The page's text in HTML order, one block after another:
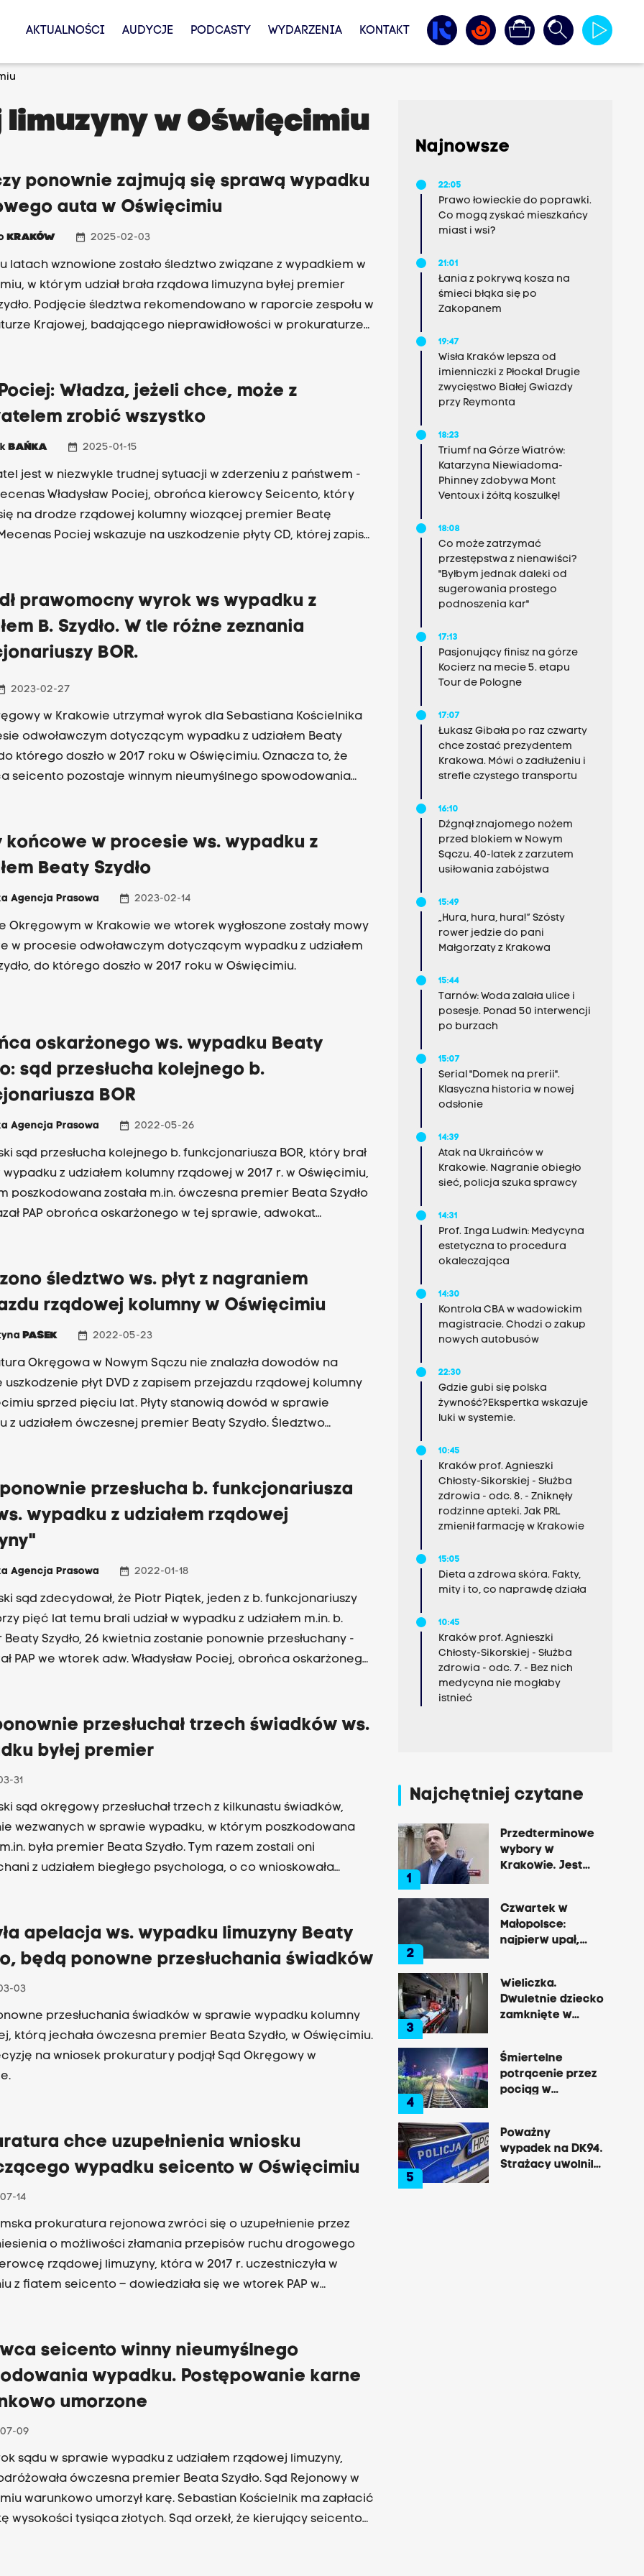
AKTUALNOŚCI AUDYCJE PODCASTY WYDARZENIA KONTAKT
w Oświęcimiu
ponownie zajmują się sprawą wypadku
auta w Oświęcimiu
KRAKÓW date_range 2025-02-03
latach wznowione zostało śledztwo związane z wypadkiem w
w którym udział brała rządowa limuzyna byłej premier
Podjęcie śledztwa rekomendowano w raporcie zespołu w
Krajowej, badającego nieprawidłowości w prokuraturze
Władza, jeżeli chce, może z
zrobić wszystko
BAŃKA date_range 2025-01-15
jest w niezwykle trudnej sytuacji w zderzeniu z państwem -
Władysław Pociej, obrońca kierowcy Seicento, który
się na drodze rządowej kolumny wiozącej premier Beatę
Mecenas Pociej wskazuje na uszkodzenie płyty CD, której zapis
z Jackiem Bańką Władysław Pociej.
prawomocny wyrok ws wypadku z
B. Szydło. W tle różne zeznania
BOR.
2023-02-27
w Krakowie utrzymał wyrok dla Sebastiana Kościelnika
odwoławczym dotyczącym wypadku z udziałem Beaty
którego doszło w 2017 roku w Oświęcimiu. Oznacza to, że
seicento pozostaje winnym nieumyślnego spowodowania
końcowe w procesie ws. wypadku z
Beaty Szydło
Agencja Prasowa date_range 2023-02-14
Okręgowym w Krakowie we wtorek wygłoszone zostały mowy
w procesie odwoławczym dotyczącym wypadku z udziałem
do którego doszło w 2017 roku w Oświęcimiu.
oskarżonego ws. wypadku Beaty
sąd przesłucha kolejnego b.
BOR
Agencja Prasowa date_range 2022-05-26
sąd przesłucha kolejnego b. funkcjonariusza BOR, który brał
wypadku z udziałem kolumny rządowej w 2017 r. w Oświęcimiu,
poszkodowana została m.in. ówczesna premier Beata Szydło
PAP obrońca oskarżonego w tej sprawie, adwokat
śledztwo ws. płyt z nagraniem
rządowej kolumny w Oświęcimiu
PASEK date_range 2022-05-23
Okręgowa w Nowym Sączu nie znalazła dowodów na
uszkodzenie płyt DVD z zapisem przejazdu rządowej kolumny
sprzed pięciu lat. Płyty stanowią dowód w sprawie
z udziałem ówczesnej premier Beaty Szydło. Śledztwo
przesłucha b. funkcjonariusza
wypadku z udziałem rządowej
Agencja Prasowa date_range 2022-01-18
sąd zdecydował, że Piotr Piątek, jeden z b. funkcjonariuszy
pięć lat temu brali udział w wypadku z udziałem m.in. b.
Szydło, 26 kwietnia zostanie ponownie przesłuchany -
PAP we wtorek adw. Władysław Pociej, obrońca oskarżonego
przesłuchał trzech świadków ws.
byłej premier
31
sąd okręgowy przesłuchał trzech z kilkunastu świadków,
wezwanych w sprawie wypadku, w którym poszkodowana
była premier Beata Szydło. Tym razem zostali oni
z udziałem biegłego psychologa, o co wnioskowała
apelacja ws. wypadku limuzyny Beaty
będą ponowne przesłuchania świadków
03
przesłuchania świadków w sprawie wypadku kolumny
którą jechała ówczesna premier Beata Szydło, w Oświęcimiu.
na wniosek prokuratury podjął Sąd Okręgowy w
chce uzupełnienia wniosku
wypadku seicento w Oświęcimiu
14
prokuratura rejonowa zwróci się o uzupełnienie przez
o możliwości złamania przepisów ruchu drogowego
rządowej limuzyny, która w 2017 r. uczestniczyła w
z fiatem seicento – dowiedziała się we wtorek PAP w
seicento winny nieumyślnego
wypadku. Postępowanie karne
umorzone
09
sądu w sprawie wypadku z udziałem rządowej limuzyny,
ówczesna premier Beata Szydło. Sąd Rejonowy w
warunkowo umorzył karę. Sebastian Kościelnik ma zapłacić
wysokości tysiąca złotych. Sąd orzekł, że kierujący seicento
Najnowsze
22:05
Prawo łowieckie do poprawki.
Co mogą zyskać mieszkańcy
miast i wsi?
21:01
Łania z pokrywą kosza na
śmieci błąka się po
Zakopanem
19:47
Wisła Kraków lepsza od
imienniczki z Płocka! Drugie
zwycięstwo Białej Gwiazdy
przy Reymonta
18:23
Triumf na Górze Wiatrów:
Katarzyna Niewiadoma-
Phinney zdobywa Mont
Ventoux i żółtą koszulkę!
18:08
Co może zatrzymać
przestępstwa z nienawiści?
"Byłbym jednak daleki od
sugerowania prostego
podnoszenia kar"
17:13
Pasjonujący finisz na górze
Kocierz na mecie 5. etapu
Tour de Pologne
17:07
Łukasz Gibała po raz czwarty
chce zostać prezydentem
Krakowa. Mówi o zadłużeniu i
strefie czystego transportu
16:10
Dźgnął znajomego nożem
przed blokiem w Nowym
Sączu. 40-latek z zarzutem
usiłowania zabójstwa
15:49
„Hura, hura, hura!” Szósty
rower jedzie do pani
Małgorzaty z Krakowa
15:44
Tarnów: Woda zalała ulice i
posesje. Ponad 50 interwencji
po burzach
15:07
Serial "Domek na prerii".
Klasyczna historia w nowej
odsłonie
14:39
Atak na Ukraińców w
Krakowie. Nagranie obiegło
sieć, policja szuka sprawcy
14:31
Prof. Inga Ludwin: Medycyna
estetyczna to procedura
okaleczająca
14:30
Kontrola CBA w wadowickim
magistracie. Chodzi o zakup
nowych autobusów
22:30
Gdzie gubi się polska
żywność?Ekspertka wskazuje
luki w systemie.
10:45
Kraków prof. Agnieszki
Chłosty-Sikorskiej - Służba
zdrowia - odc. 8. - Zniknęły
rodzinne apteki. Jak PRL
zmienił farmację w Krakowie
15:05
Dieta a zdrowa skóra. Fakty,
mity i to, co naprawdę działa
10:45
Kraków prof. Agnieszki
Chłosty-Sikorskiej - Służba
zdrowia - odc. 7. - Bez nich
medycyna nie mogłaby
istnieć
Najchętniej czytane
1
Przedterminowe
wybory w
Krakowie. Jest
2
Czwartek w
Małopolsce:
najpierw upał,
3
Wieliczka.
Dwuletnie dziecko
zamknięte w
zakupach
4
Śmiertelne
potrącenie przez
pociąg w
trasie do Krakowa
5
Poważny
wypadek na DK94.
Strażacy uwolnili